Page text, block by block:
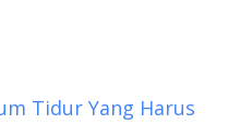
Tidur Yang Harus